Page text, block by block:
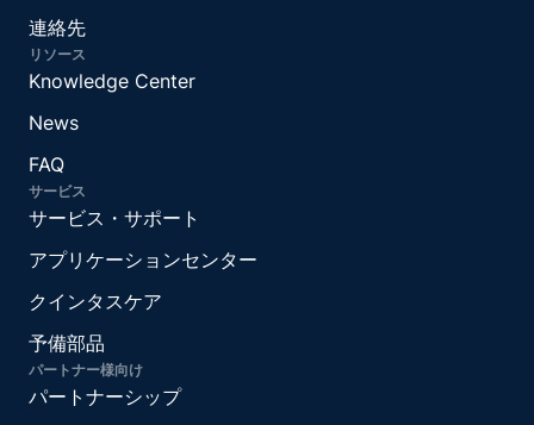
連絡先
リソース
Knowledge Center
News
FAQ
サービス
サービス・サポート
アプリケーションセンター
クインタスケア
予備部品
パートナー様向け
パートナーシップ